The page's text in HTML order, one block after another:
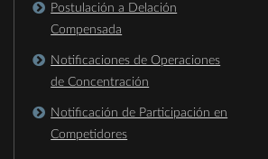
Postulación a Delación
Compensada
Notificaciones de Operaciones
de Concentración
Notificación de Participación en
Competidores